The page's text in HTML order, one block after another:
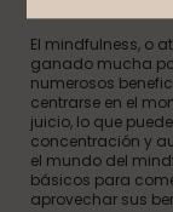
El mindfulness, o
ganado mucha
numerosos
centrarse en el
juicio, lo que
concentración y
el mundo del
básicos para
aprovechar sus